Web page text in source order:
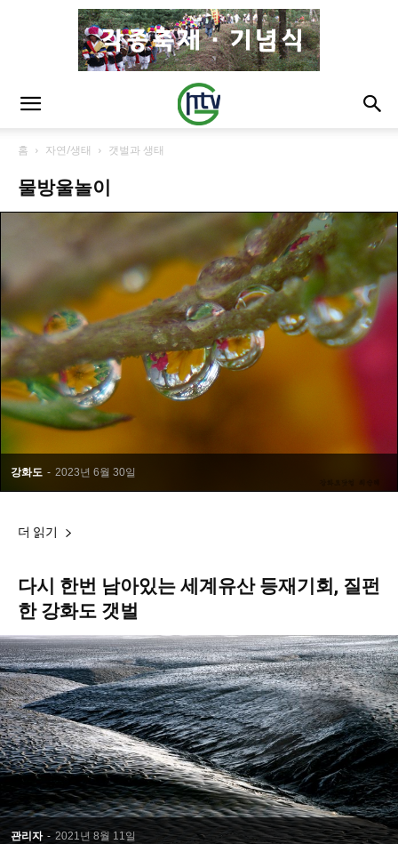
홈 자연/생태 갯벌과 생태
물방울놀이
강화도 - 2023년 6월 30일
더 읽기
다시 한번 남아있는 세계유산 등재기회, 질펀
한 강화도 갯벌
관리자 - 2021년 8월 11일